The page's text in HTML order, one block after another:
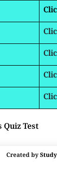
Clic
Test
Created by